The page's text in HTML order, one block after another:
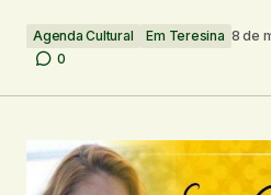
Agenda Cultural Em Teresina 8 de
0